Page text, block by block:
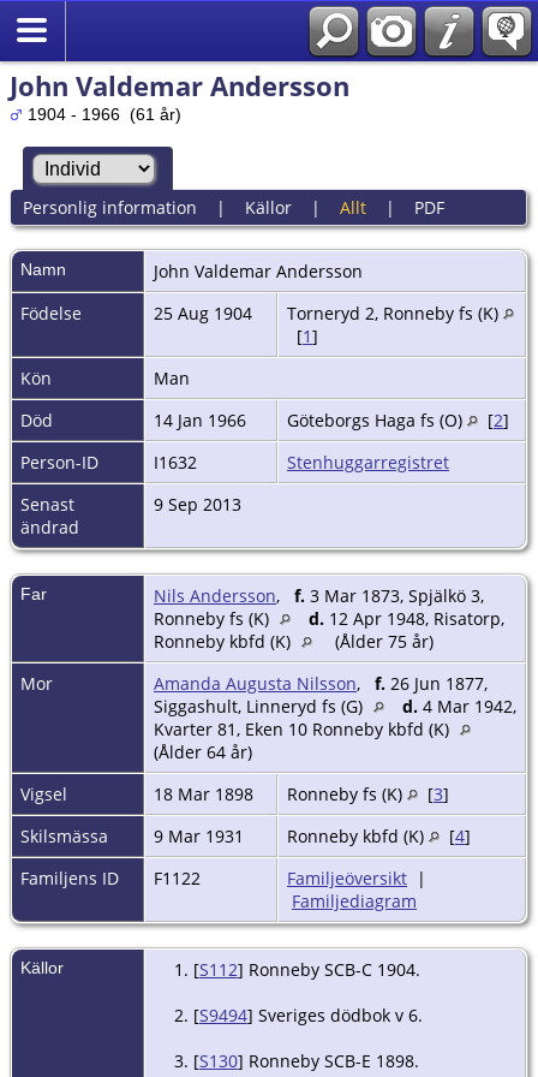
John Valdemar Andersson
1904 - 1966 (61 år)
Personlig information | Källor| Allt| PDF
Namn John Valdemar Andersson
Födelse
25 Aug 1904
Torneryd 2, Ronneby fs (K)
[1]
Kön
Man
Död
14 Jan 1966 Göteborgs Haga fs (O) [2]
Person-ID
I1632
Stenhuggarregistret
Senast
ändrad
9 Sep 2013
Far Nils Andersson, f. 3 Mar 1873, Spjälkö 3,
Ronneby fs (K)
d. 12 Apr 1948, Risatorp,
Ronneby kbfd (K)
(Ålder 75 år)
Mor
Amanda Augusta Nilsson, f. 26 Jun 1877,
Siggashult, Linneryd fs (G)
d. 4 Mar 1942,
Kvarter 81, Eken 10 Ronneby kbfd (K)
(Ålder 64 år)
Vigsel
18 Mar 1898 Ronneby fs (K) [3]
Skilsmässa
9 Mar 1931 Ronneby kbfd (K) [4]
Familjens ID
F1122 Familjeöversikt |
Familjediagram
Källor [S112] Ronneby SCB-C 1904.
[S9494] Sveriges dödbok v 6.
[S130] Ronneby SCB-E 1898.